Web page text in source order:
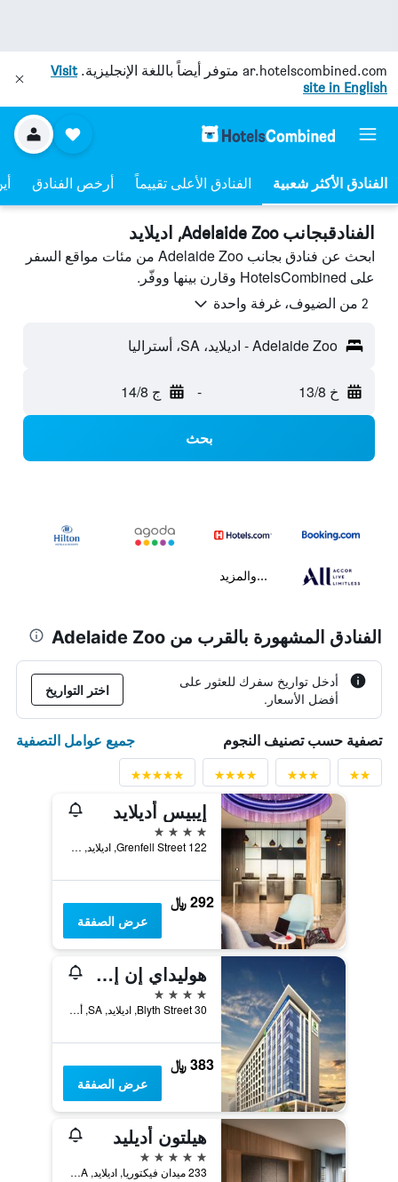
ar.hotelscombined.com متوفر أيضاً باللغة الإنجليزية.Visit
site in English
الفنادق الأعلى تقييماً أرخص الفنادق
الفنادقبجانب Adelaide Zoo, اديلايد
ابحث عن فنادق بجانب Adelaide Zoo من مئات مواقع السفر
على HotelsCombined وقارن بينها ووفّر.
2 من الضيوف، غرفة واحدة
Adelaide Zoo - اديلايد، SA، أستراليا
خ 13/8 - ج 14/8
بحث
...والمزيد
الفنادق المشهورة بالقرب من Adelaide Zoo
أدخل تواريخ سفرك للعثور على
أفضل الأسعار.
اختر التواريخ
تصفية حسب تصنيف النجوم جميع عوامل التصفية
إيبيس أديلايد
4 نجوم
122 Grenfell Street, اديلايد, SA, أستراليا
292 ﷼
عرض الصفقة
هوليداي إن إكسبريس أديلايد سيتي سنتر
4 نجوم
30 Blyth Street, اديلايد, SA, أستراليا
383 ﷼
عرض الصفقة
هيلتون أديليد
5 نجوم
233 ميدان فيكتوريا, اديلايد, SA, أستراليا